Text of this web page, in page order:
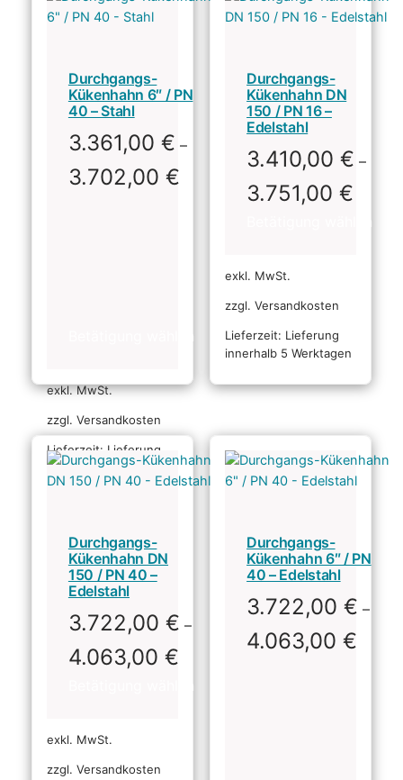
Durchgangs-
Kükenhahn 6″ / PN
40 – Stahl
3.361,00 € –
3.702,00 €
exkl. MwSt.
zzgl. Versandkosten
Lieferzeit: Lieferung
innerhalb 5 Werktagen
Durchgangs-
Kükenhahn DN
150 / PN 16 –
Edelstahl
3.410,00€ –
3.751,00€
exkl. MwSt.
zzgl. Versandkosten
Lieferzeit: Lieferung
innerhalb 5 Werktagen
Durchgangs-
Kükenhahn DN
150 / PN 40 –
Edelstahl
3.722,00 € –
4.063,00 €
exkl. MwSt.
zzgl. Versandkosten
Durchgangs-
Kükenhahn 6″ / PN
40 – Edelstahl
3.722,00€ –
4.063,00€